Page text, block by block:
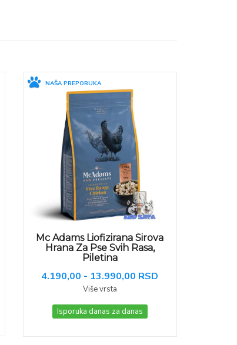
NAŠA PREPORUKA
Mc Adams Liofizirana Sirova
Hrana Za Pse Svih Rasa,
Piletina
4.190,00 - 13.990,00 RSD
Više vrsta
Isporuka danas za danas